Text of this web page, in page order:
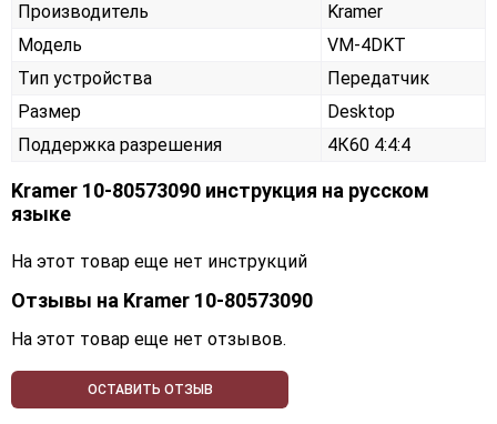
Производитель
Kramer
Модель
VM-4DKT
Тип устройства
Передатчик
Размер
Desktop
Поддержка разрешения
4К60 4:4:4
Kramer 10-80573090 инструкция на русском
языке
На этот товар еще нет инструкций
Отзывы на Kramer 10-80573090
На этот товар еще нет отзывов.
ОСТАВИТЬ ОТЗЫВ